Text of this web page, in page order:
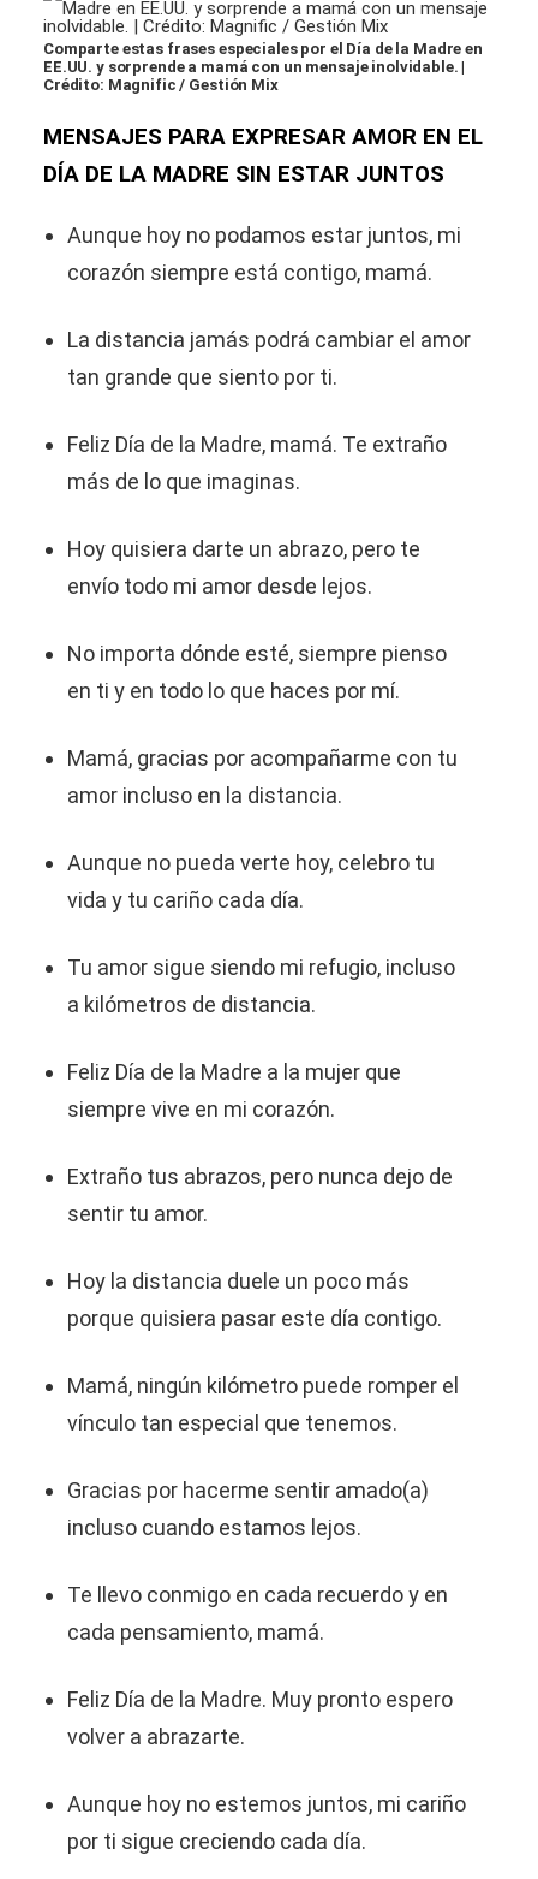
Comparte estas frases especiales por el Día de la Madre en
EE.UU. y sorprende a mamá con un mensaje inolvidable. |
Crédito: Magnific / Gestión Mix
MENSAJES PARA EXPRESAR AMOR EN EL
DÍA DE LA MADRE SIN ESTAR JUNTOS
Aunque hoy no podamos estar juntos, mi
corazón siempre está contigo, mamá.
La distancia jamás podrá cambiar el amor
tan grande que siento por ti.
Feliz Día de la Madre, mamá. Te extraño
más de lo que imaginas.
Hoy quisiera darte un abrazo, pero te
envío todo mi amor desde lejos.
No importa dónde esté, siempre pienso
en ti y en todo lo que haces por mí.
Mamá, gracias por acompañarme con tu
amor incluso en la distancia.
Aunque no pueda verte hoy, celebro tu
vida y tu cariño cada día.
Tu amor sigue siendo mi refugio, incluso
a kilómetros de distancia.
Feliz Día de la Madre a la mujer que
siempre vive en mi corazón.
Extraño tus abrazos, pero nunca dejo de
sentir tu amor.
Hoy la distancia duele un poco más
porque quisiera pasar este día contigo.
Mamá, ningún kilómetro puede romper el
vínculo tan especial que tenemos.
Gracias por hacerme sentir amado(a)
incluso cuando estamos lejos.
Te llevo conmigo en cada recuerdo y en
cada pensamiento, mamá.
Feliz Día de la Madre. Muy pronto espero
volver a abrazarte.
Aunque hoy no estemos juntos, mi cariño
por ti sigue creciendo cada día.